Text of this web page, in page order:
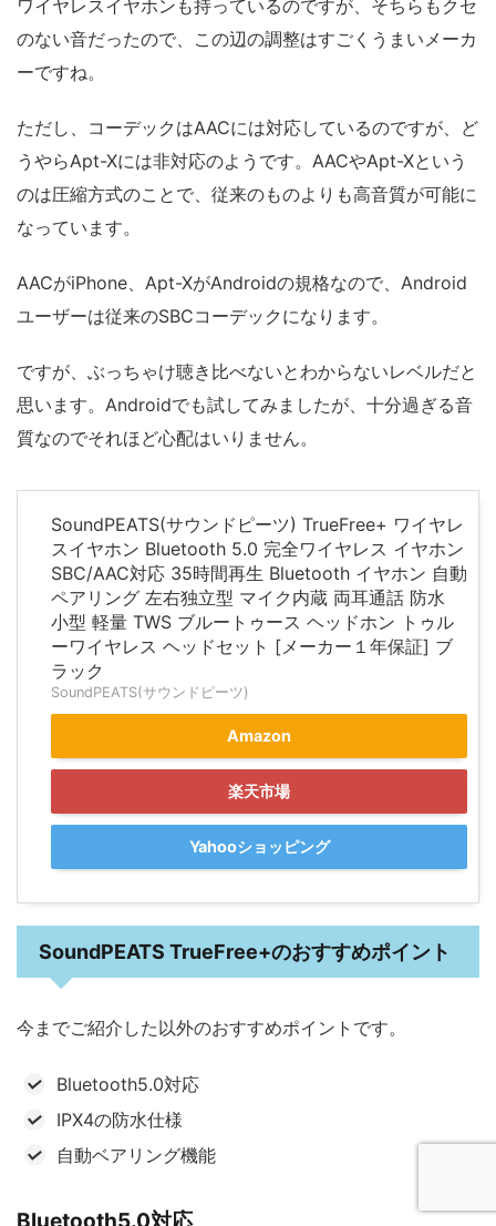
ワイヤレスイヤホンも持っているのですが、そちらもクセ
のない音だったので、この辺の調整はすごくうまいメーカ
ーですね。
ただし、コーデックはAACには対応しているのですが、ど
うやらApt-Xには非対応のようです。AACやApt-Xという
のは圧縮方式のことで、従来のものよりも高音質が可能に
なっています。
AACがiPhone、Apt-XがAndroidの規格なので、Android
ユーザーは従来のSBCコーデックになります。
ですが、ぶっちゃけ聴き比べないとわからないレベルだと
思います。Androidでも試してみましたが、十分過ぎる音
質なのでそれほど心配はいりません。
SoundPEATS(サウンドピーツ) TrueFree+ ワイヤレ
スイヤホン Bluetooth 5.0 完全ワイヤレス イヤホン
SBC/AAC対応 35時間再生 Bluetooth イヤホン 自動
ペアリング 左右独立型 マイク内蔵 両耳通話 防水
小型 軽量 TWS ブルートゥース ヘッドホン トゥル
ーワイヤレス ヘッドセット [メーカー１年保証] ブ
ラック
SoundPEATS(サウンドピーツ)
Amazon
楽天市場
Yahooショッピング
SoundPEATS TrueFree+のおすすめポイント
今までご紹介した以外のおすすめポイントです。
Bluetooth5.0対応
IPX4の防水仕様
自動ベアリング機能